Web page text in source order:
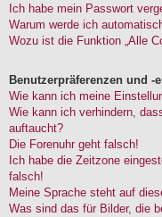
Ich habe mein Passwort
Warum werde ich
Wozu ist die Funktion „Alle
Benutzerpräferenzen und -
Wie kann ich meine
Wie kann ich verhindern,
auftaucht?
Die Forenuhr geht falsch!
Ich habe die Zeitzone
falsch!
Meine Sprache steht auf
Was sind das für Bilder, die